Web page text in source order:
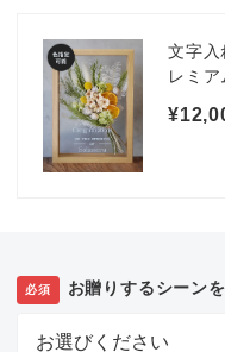
文字
レミア
必須 お贈りするシーン